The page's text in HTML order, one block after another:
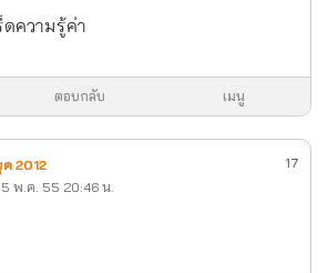
ความรู้ค่า
ตอบกลับ เมนู
2012
พ.ค. 55 20:46 น.
17